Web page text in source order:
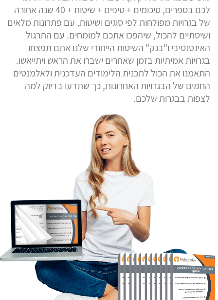
לכם בספרים, סיכומים + טיפים + שיטות + 40 שנה אחורה
של בגרויות מפולחות לפי סוגים ושיטות, עם פתרונות מלאים
ושיטתיים להכול, שיהפכו אתכם למומחים. עם התרגול
האינטנסיבי ו"בנק" השיטות הייחודי שלנו אתם תפצחו
בגרויות אמיתיות בזמן שאחרים ישברו את הראש ויתייאשו.
התאמנו את הכול לתכנית הלימודים העדכנית ולאלמנטים
החמים של הבגרויות האחרונות, כך שתדעו בדיוק למה
לצפות בבגרות שלכם.